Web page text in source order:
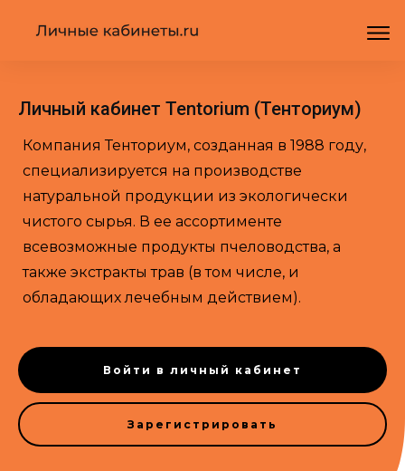
Личный кабинет Tentorium (Тенториум)
Компания Тенториум, созданная в 1988 году,
специализируется на производстве
натуральной продукции из экологически
чистого сырья. В ее ассортименте
всевозможные продукты пчеловодства, а
также экстракты трав (в том числе, и
обладающих лечебным действием).
Войти в личный кабинет
Зарегистрировать